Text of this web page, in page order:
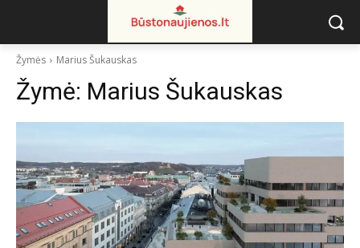
Žymės Marius Šukauskas
Žymė: Marius Šukauskas